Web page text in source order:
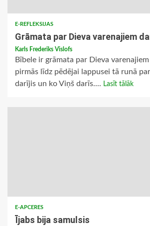
E-REFLEKSIJAS
Grāmata par Dieva varenajiem
Karls Frederiks Vislofs
Bībele ir grāmata par Dieva
pirmās līdz pēdējai lappusei tā runā
darījis un ko Viņš darīs.... Lasīt tālāk
E-APCERES
Ījabs bija samulsis